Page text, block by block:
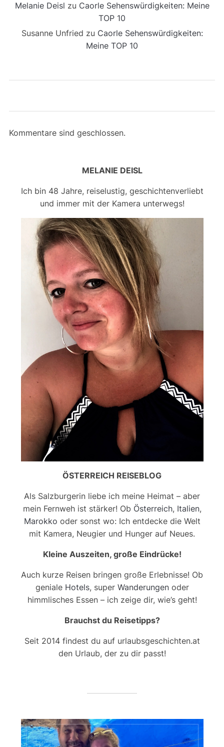
Melanie Deisl zu Caorle Sehenswürdigkeiten: Meine
TOP 10
Susanne Unfried zu Caorle Sehenswürdigkeiten:
Meine TOP 10
Kommentare sind geschlossen.
MELANIE DEISL
Ich bin 48 Jahre, reiselustig, geschichtenverliebt
und immer mit der Kamera unterwegs!
ÖSTERREICH REISEBLOG
Als Salzburgerin liebe ich meine Heimat – aber
mein Fernweh ist stärker! Ob Österreich, Italien,
Marokko oder sonst wo: Ich entdecke die Welt
mit Kamera, Neugier und Hunger auf Neues.
Kleine Auszeiten, große Eindrücke!
Auch kurze Reisen bringen große Erlebnisse! Ob
geniale Hotels, super Wanderungenoder
himmlisches Essen – ich zeige dir, wie’s geht!
Brauchst du Reisetipps?
Seit 2014 findest du auf urlaubsgeschichten.at
den Urlaub, der zu dir passt!